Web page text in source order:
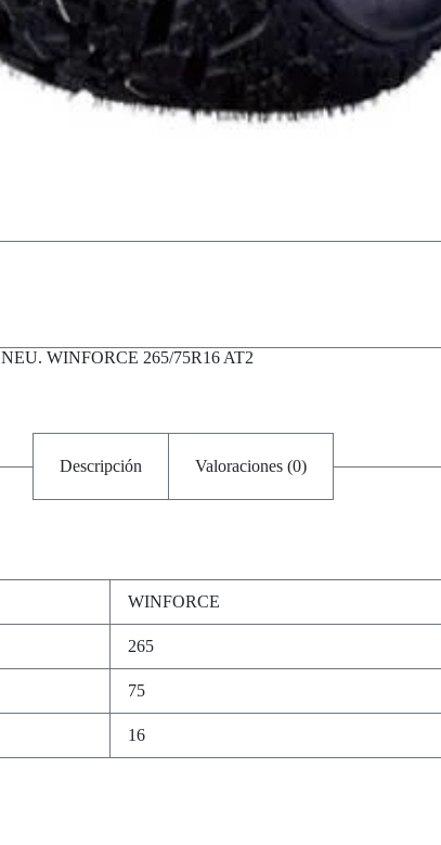
NEU. WINFORCE 265/75R16 AT2
Descripción Valoraciones (0)
WINFORCE
265
75
16